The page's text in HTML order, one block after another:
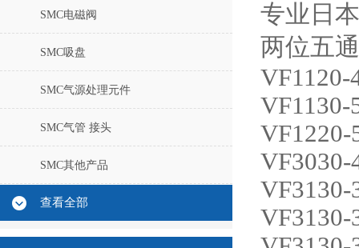
SMC电磁阀
SMC吸盘
SMC气源处理元件
SMC气管 接头
SMC其他产品
查看全部
专业日本
两位五
VF1120-
VF1130-
VF3030-
VF3130-
VF3130-